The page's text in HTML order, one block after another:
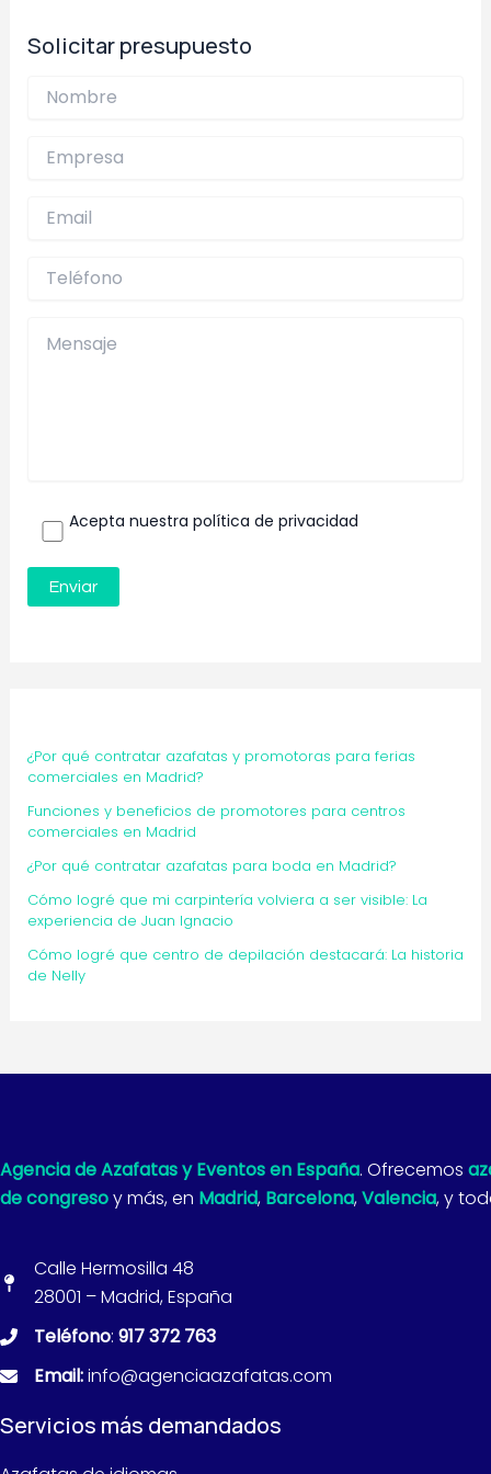
Solicitar presupuesto
Acepta nuestra política de privacidad
¿Por qué contratar azafatas y promotoras para ferias
comerciales en Madrid?
Funciones y beneficios de promotores para centros
comerciales en Madrid
¿Por qué contratar azafatas para boda en Madrid?
Cómo logré que mi carpintería volviera a ser visible: La
experiencia de Juan Ignacio
Cómo logré que centro de depilación destacará: La historia
de Nelly
Agencia de Azafatas y Eventos en España. Ofrecemos
de congresoy más, en Madrid, Barcelona,Valencia, y
Calle Hermosilla 48
28001 – Madrid, España
Teléfono: 917 372 763
Email:info@agenciaazafatas.com
Servicios más demandados